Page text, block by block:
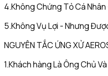
4.Không Chứng Tỏ Cá
5.Không Vụ Lợi - Nhưng
NGUYÊN TẮC ỨNG XỬ
1.Khách hàng Là Ông Chủ